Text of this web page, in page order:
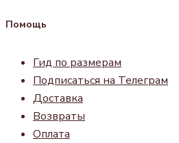
Помощь
Гид по размерам
Подписаться на Телеграм
Доставка
Возвраты
Оплата